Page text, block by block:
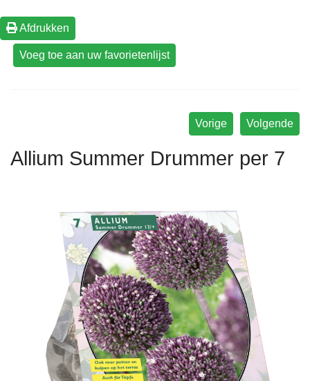
Afdrukken
Volgende
Vorige
Allium Summer Drummer per 7